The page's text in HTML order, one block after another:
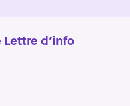
d’info